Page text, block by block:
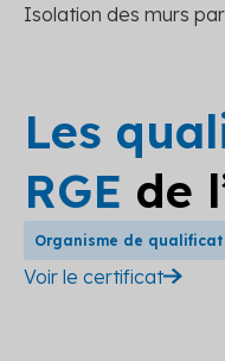
Isolation des murs
Les
RGE de
Organisme de
Voir le certificat